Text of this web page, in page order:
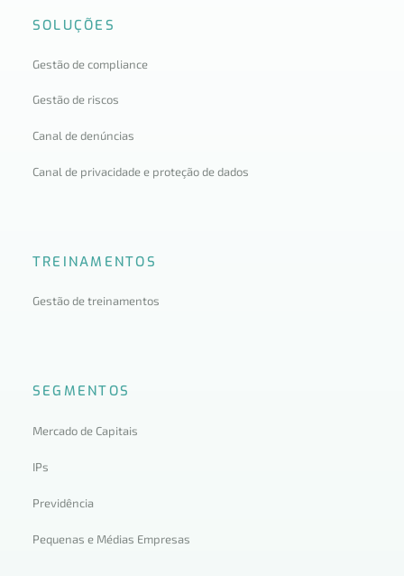
SOLUÇÕES
Gestão de compliance
Gestão de riscos
Canal de denúncias
Canal de privacidade e proteção de dados
TREINAMENTOS
Gestão de treinamentos
SEGMENTOS
Mercado de Capitais
IPs
Previdência
Pequenas e Médias Empresas